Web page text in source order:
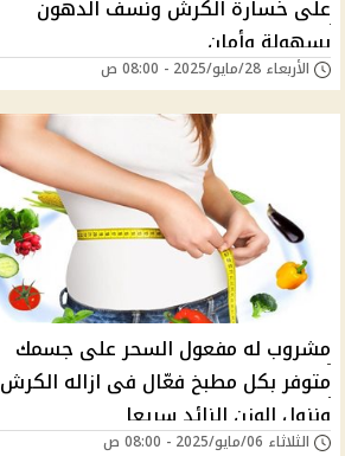
على خسارة الكرش ونسف الدهون
بسهولة وأمان
الأربعاء 28/مايو/2025 - 08:00 ص
مشروب له مفعول السحر على جسمك
متوفر بكل مطبخ فعّال فى ازاله الكرش
ونزول الوزن الزائد سريعا
الثلاثاء 06/مايو/2025 - 08:00 ص